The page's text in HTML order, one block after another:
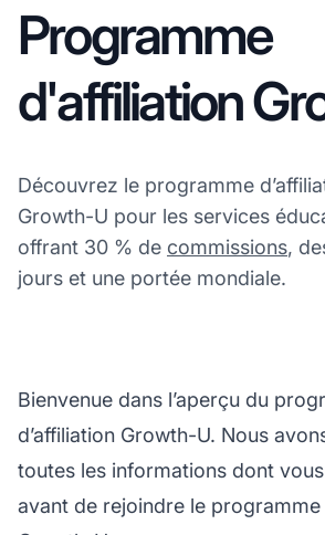
Programme
d'affiliation
Découvrez le programme
Growth-U pour les services
offrant 30 % de commissions,
jours et une portée mondiale.
Bienvenue dans l’aperçu du
d’affiliation Growth-U. Nous
toutes les informations dont
avant de rejoindre le programme